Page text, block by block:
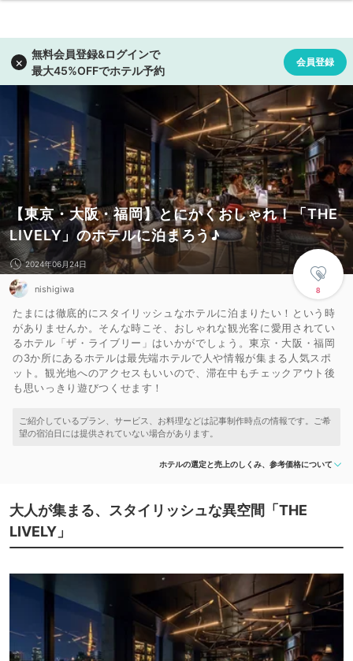
【東京・大阪・福岡】とにかくおしゃれ！「THE
LIVELY」のホテルに泊まろう♪
8
2024年06月24日
nishigiwa
たまには徹底的にスタイリッシュなホテルに泊まりたい！という時
がありませんか。そんな時こそ、おしゃれな観光客に愛用されてい
るホテル「ザ・ライブリー」はいかがでしょう。東京・大阪・福岡
の3か所にあるホテルは最先端ホテルで人や情報が集まる人気スポ
ット。観光地へのアクセスもいいので、滞在中もチェックアウト後
も思いっきり遊びつくせます！
ホテルの選定と売上のしくみ、参考価格について
大人が集まる、スタイリッシュな異空間「THE
LIVELY」